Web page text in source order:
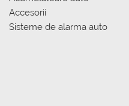
Accesorii
Sisteme de alarma auto